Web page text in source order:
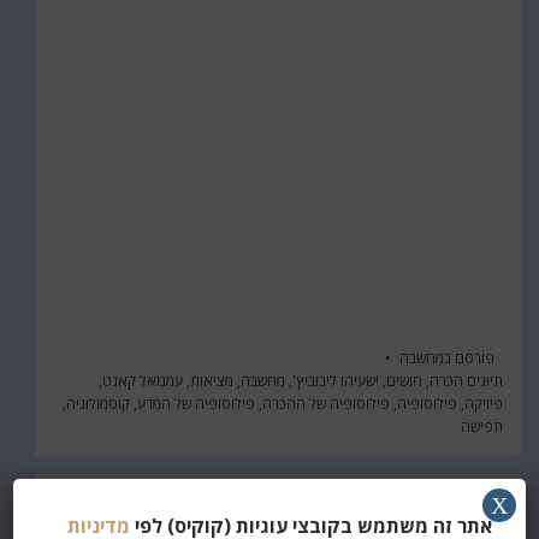
פורסם במחשבה
תיוגים הכרה, חושים, ישעיהו ליבוביץ', מחשבה, מציאות, עמנואל קאנט,
פיזיקה, פילוסופיה, פילוסופיה של ההכרה, פילוסופיה של המדע, קוסמולוגיה,
תפישה
אתר זה משתמש בקובצי עוגיות (קוקיס) לפי מדיניות
X